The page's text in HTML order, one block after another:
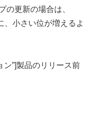
の更新の場合は、
、小さい位が増えるよ
ン”]製品のリリース前